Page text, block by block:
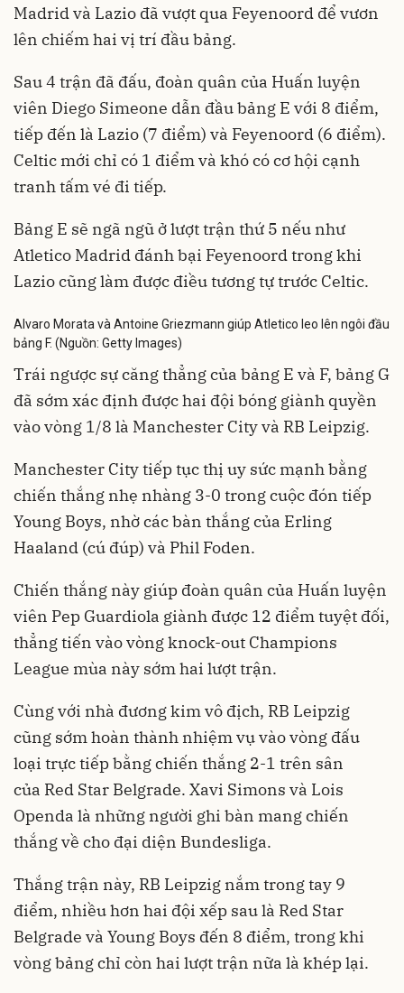
Madrid và Lazio đã vượt qua Feyenoord để vươn
lên chiếm hai vị trí đầu bảng.
Sau 4 trận đã đấu, đoàn quân của Huấn luyện
viên Diego Simeone dẫn đầu bảng E với 8 điểm,
tiếp đến là Lazio (7 điểm) và Feyenoord (6 điểm).
Celtic mới chỉ có 1 điểm và khó có cơ hội cạnh
tranh tấm vé đi tiếp.
Bảng E sẽ ngã ngũ ở lượt trận thứ 5 nếu như
Atletico Madrid đánh bại Feyenoord trong khi
Lazio cũng làm được điều tương tự trước Celtic.
Alvaro Morata và Antoine Griezmann giúp Atletico leo lên ngôi đầu
bảng F. (Nguồn: Getty Images)
Trái ngược sự căng thẳng của bảng E và F, bảng G
đã sớm xác định được hai đội bóng giành quyền
vào vòng 1/8 là Manchester City và RB Leipzig.
Manchester City tiếp tục thị uy sức mạnh bằng
chiến thắng nhẹ nhàng 3-0 trong cuộc đón tiếp
Young Boys, nhờ các bàn thắng của Erling
Haaland (cú đúp) và Phil Foden.
Chiến thắng này giúp đoàn quân của Huấn luyện
viên Pep Guardiola giành được 12 điểm tuyệt đối,
thẳng tiến vào vòng knock-out Champions
League mùa này sớm hai lượt trận.
Cùng với nhà đương kim vô địch, RB Leipzig
cũng sớm hoàn thành nhiệm vụ vào vòng đấu
loại trực tiếp bằng chiến thắng 2-1 trên sân
của Red Star Belgrade. Xavi Simons và Lois
Openda là những người ghi bàn mang chiến
thắng về cho đại diện Bundesliga.
Thắng trận này, RB Leipzig nắm trong tay 9
điểm, nhiều hơn hai đội xếp sau là Red Star
Belgrade và Young Boys đến 8 điểm, trong khi
vòng bảng chỉ còn hai lượt trận nữa là khép lại.